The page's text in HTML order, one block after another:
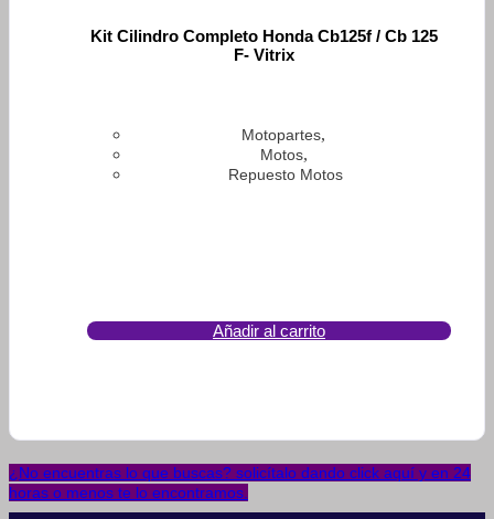
Kit Cilindro Completo Honda Cb125f / Cb 125
F- Vitrix
Motopartes,
Motos,
Repuesto Motos
Añadir al carrito
¿No encuentras lo que buscas? solicítalo dando click aquí y en 24
horas o menos te lo encontramos.